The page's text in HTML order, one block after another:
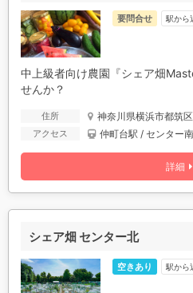
詳細
要問合せ 駅から
中上級者向け農園『シェア畑
せんか？
住所 神奈川県横浜市都筑
アクセス 仲町台駅 / センター
シェア畑 センター北
空きあり 駅から